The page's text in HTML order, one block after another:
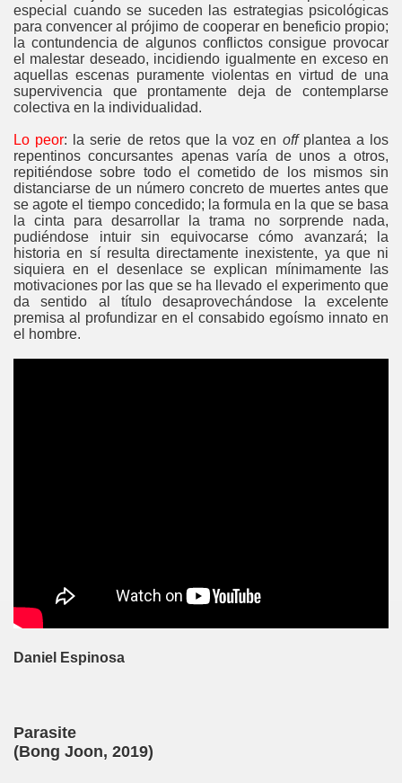
especial cuando se suceden las estrategias psicológicas
para convencer al prójimo de cooperar en beneficio propio;
la contundencia de algunos conflictos consigue provocar
el malestar deseado, incidiendo igualmente en exceso en
aquellas escenas puramente violentas en virtud de una
supervivencia que prontamente deja de contemplarse
colectiva en la individualidad.
Lo peor: la serie de retos que la voz en off plantea a los
repentinos concursantes apenas varía de unos a otros,
repitiéndose sobre todo el cometido de los mismos sin
distanciarse de un número concreto de muertes antes que
se agote el tiempo concedido; la formula en la que se basa
la cinta para desarrollar la trama no sorprende nada,
pudiéndose intuir sin equivocarse cómo avanzará; la
historia en sí resulta directamente inexistente, ya que ni
siquiera en el desenlace se explican mínimamente las
motivaciones por las que se ha llevado el experimento que
da sentido al título desaprovechándose la excelente
premisa al profundizar en el consabido egoísmo innato en
el hombre.
Daniel Espinosa
Parasite
(Bong Joon, 2019)